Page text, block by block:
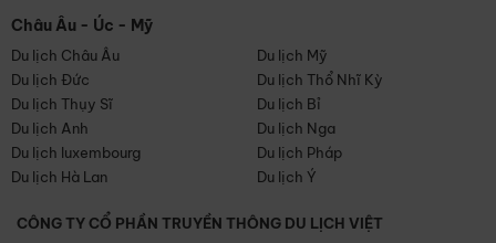
Châu Âu - Úc - Mỹ
Du lịch Châu Âu
Du lịch Mỹ
Du lịch Đức
Du lịch Thổ Nhĩ Kỳ
Du lịch Thụy Sĩ
Du lịch Bỉ
Du lịch Anh
Du lịch Nga
Du lịch luxembourg
Du lịch Pháp
Du lịch Hà Lan
Du lịch Ý
CÔNG TY CỔ PHẦN TRUYỀN THÔNG DU LỊCH VIỆT